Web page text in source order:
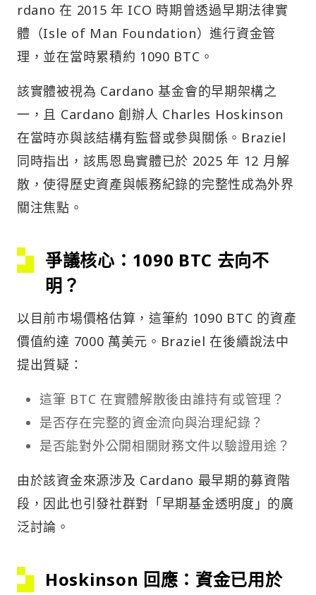
rdano 在 2015 年 ICO 時期曾透過早期法律實
體（Isle of Man Foundation）進行資金管
理，並在當時累積約 1090 BTC。
該實體被視為 Cardano 基金會的早期架構之
一，且 Cardano 創辦人 Charles Hoskinson
在當時亦與該結構有監督或參與關係。Braziel
同時指出，該馬恩島實體已於 2025 年 12 月解
散，使得歷史資產與帳務紀錄的完整性成為外界
關注焦點。
爭議核心：1090 BTC 去向不
明？
以目前市場價格估算，這筆約 1090 BTC 的資產
價值約達 7000 萬美元。Braziel 在後續說法中
提出質疑：
這筆 BTC 在實體解散後由誰持有或管理？
是否存在完整的資金流向與治理紀錄？
是否能對外公開相關財務文件以驗證用途？
由於該資金來源涉及 Cardano 最早期的募資階
段，因此也引發社群對「早期基金透明度」的廣
泛討論。
Hoskinson 回應：資金已用於